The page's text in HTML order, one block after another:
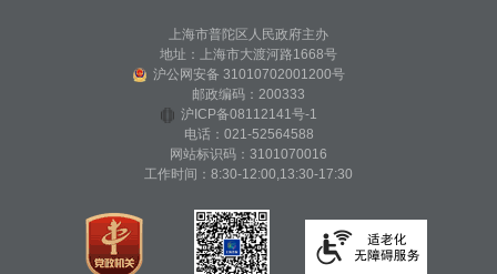
上海市普陀区人民政府主办
地址：上海市大渡河路1668号
沪公网安备 31010702001200号
邮政编码：200333
沪ICP备08112141号-1
电话：021-52564588
网站标识码：3101070016
工作时间：8:30-12:00,13:30-17:30